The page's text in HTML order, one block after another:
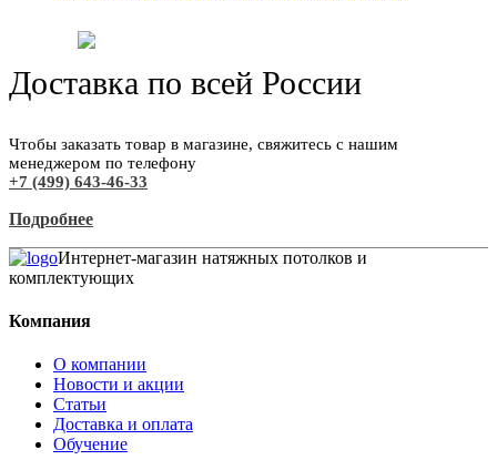
Доставка по всей России
Чтобы заказать товар в магазине, свяжитесь с нашим
менеджером по телефону
+7 (499) 643-46-33
Подробнее
Интернет-магазин натяжных потолков и
комплектующих
Компания
О компании
Новости и акции
Статьи
Доставка и оплата
Обучение